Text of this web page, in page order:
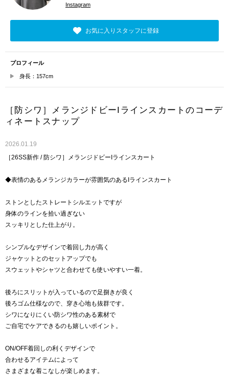
Instagram
お気に入りスタッフに登録
プロフィール
身長：157cm
［防シワ］メランジドビーIラインスカートのコーデ
ィネートスナップ
2026.01.19
［26SS新作 / 防シワ］メランジドビーIラインスカート
◆表情のあるメランジカラーが雰囲気のあるIラインスカート
ストンとしたストレートシルエットですが
身体のラインを拾い過ぎない
スッキリとした仕上がり。
シンプルなデザインで着回し力が高く
ジャケットとのセットアップでも
スウェットやシャツと合わせても使いやすい一着。
後ろにスリットが入っているので足捌きが良く
後ろゴム仕様なので、穿き心地も抜群です。
シワになりにくい防シワ性のある素材で
ご自宅でケアできるのも嬉しいポイント。
ON/OFF着回しの利くデザインで
合わせるアイテムによって
さまざまな着こなしが楽しめます。